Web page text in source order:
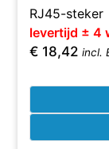
RJ45-steker
levertijd ± 4
€ 18,42 incl.